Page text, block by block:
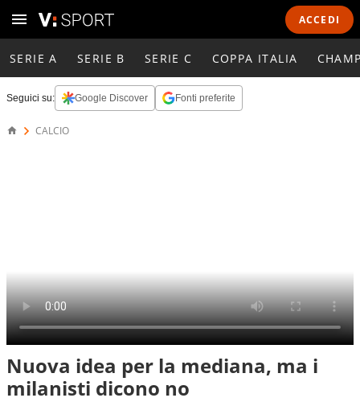
ACCEDI
SERIE A SERIE B SERIE C COPPA ITALIA
Seguici su: Google Discover Fonti preferite
CALCIO
Nuova idea per la mediana, ma i
milanisti dicono no